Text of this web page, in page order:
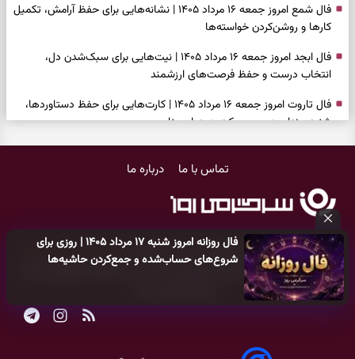
فال روزانه امروز شنبه ۱۷ مرداد ۱۴۰۵ | روزی برای
شروع‌های حساب‌شده و جمع‌کردن حاشیه‌ها
فال شمع امروز جمعه ۱۶ مرداد ۱۴۰۵ | نشانه‌هایی برای حفظ آرامش، تکمیل
کارها و روشن‌کردن خواسته‌ها
فال ابجد امروز جمعه ۱۶ مرداد ۱۴۰۵ | نیت‌هایی برای سبک‌شدن دل،
انتخاب درست و حفظ فرصت‌های ارزشمند
فال تاروت امروز جمعه ۱۶ مرداد ۱۴۰۵ | کارت‌هایی برای حفظ دستاوردها،
شنیدن ندای درون و حرکت در زمان مناسب
دیدن ارزش مسیرهای آرام
وقتی همه راه‌ها بسته شد، این دعای گشایش را بخوانید؛ ذکر معتبر برای
آسان شدن فوری کارهای سخت
فال فرشتگان امروز جمعه ۱۶ مرداد ۱۴۰۵ | پیام‌هایی برای آرام‌کردن ذهن و
نگه‌داشتن چیزهای ارزشمند
تماس با ما درباره ما
کلیه حقوق مادی و معنوی این سایت متعلق بهپایگاه خبری سرگرمی روز
می‌باشد و هر گونه کپی‌برداری توسط دیگر سایت‌ها اکیدا ممنوع